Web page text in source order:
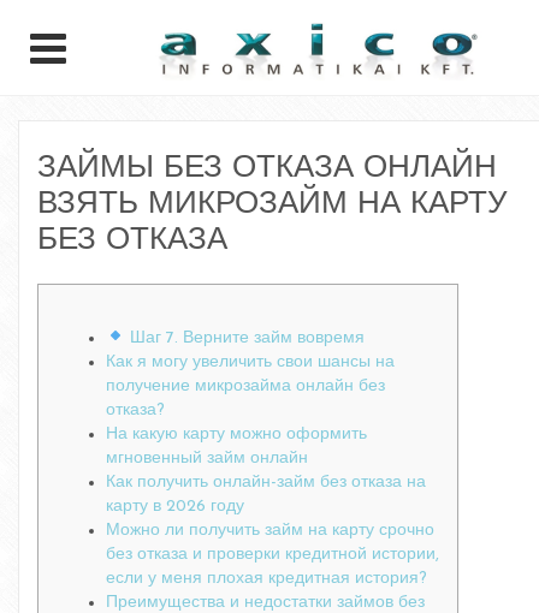
ЗАЙМЫ БЕЗ ОТКАЗА ОНЛАЙН
ВЗЯТЬ МИКРОЗАЙМ НА КАРТУ
БЕЗ ОТКАЗА
Шаг 7. Верните займ вовремя
Как я могу увеличить свои шансы на
получение микрозайма онлайн без
отказа?
На какую карту можно оформить
мгновенный займ онлайн
Как получить онлайн-займ без отказа на
карту в 2026 году
Можно ли получить займ на карту срочно
без отказа и проверки кредитной истории,
если у меня плохая кредитная история?
Преимущества и недостатки займов без